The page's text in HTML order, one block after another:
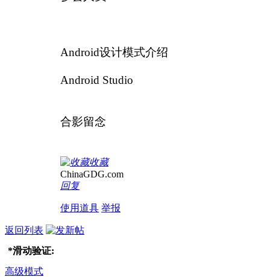
Android设计模式介绍
Android Studio
合影留念
收藏
ChinaGDG.com
回复
使用道具 举报
返回列表
*滑动验证:
高级模式